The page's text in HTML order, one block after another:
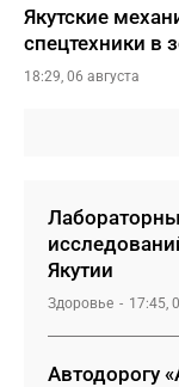
Якутские
спецтехники в
18:29, 06 августа
Якутии
Здоровье 17:45,
Автодорогу